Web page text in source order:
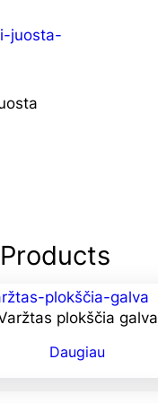
plokščia galva
Daugiau